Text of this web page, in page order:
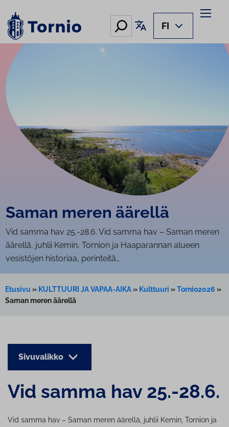
sisältöön
Hae Käännä sivu
FI
Saman meren äärellä
Vid samma hav 25.-28.6. Vid samma hav – Saman meren
äärellä, juhlii Kemin, Tornion ja Haaparannan alueen
vesistöjen historiaa, perinteitä…
Etusivu » KULTTUURI JA VAPAA-AIKA» Kulttuuri »Tornio2026 »
Saman meren äärellä
Sivuvalikko
Vid samma hav 25.-28.6.
Vid samma hav – Saman meren äärellä, juhlii Kemin, Tornion ja